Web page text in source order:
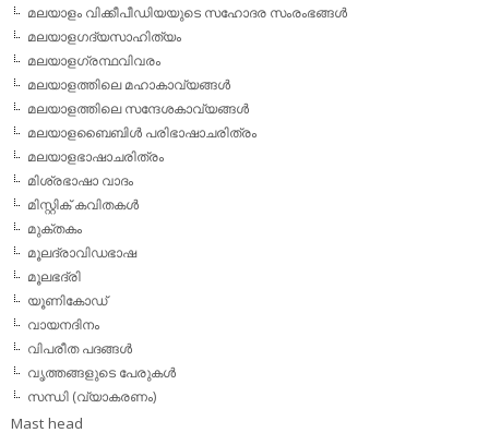
മലയാളം വിക്കീപീഡിയയുടെ സഹോദര സംരംഭങ്ങള്‍
മലയാളഗദ്യസാഹിത്യം
മലയാളഗ്രന്ഥവിവരം
മലയാളത്തിലെ മഹാകാവ്യങ്ങള്‍
മലയാളത്തിലെ സന്ദേശകാവ്യങ്ങള്‍
മലയാളബൈബിള്‍ പരിഭാഷാചരിത്രം
മലയാളഭാഷാചരിത്രം
മിശ്രഭാഷാ വാദം
മിസ്റ്റിക് കവിതകള്‍
മുക്തകം
മൂലദ്രാവിഡഭാഷ
മൂലഭദ്രി
യൂണികോഡ്
വായനദിനം
വിപരീത പദങ്ങള്‍
വൃത്തങ്ങളുടെ പേരുകള്‍
സന്ധി (വ്യാകരണം)
Mast head